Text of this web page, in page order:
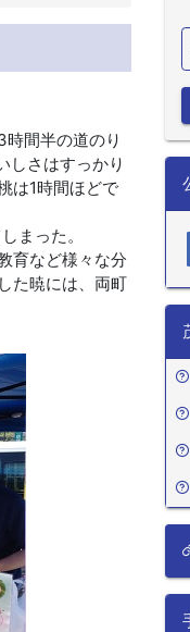
間半の道のり
しさはすっかり
は1時間ほどで
まった。
育など様々な分
た暁には、両町